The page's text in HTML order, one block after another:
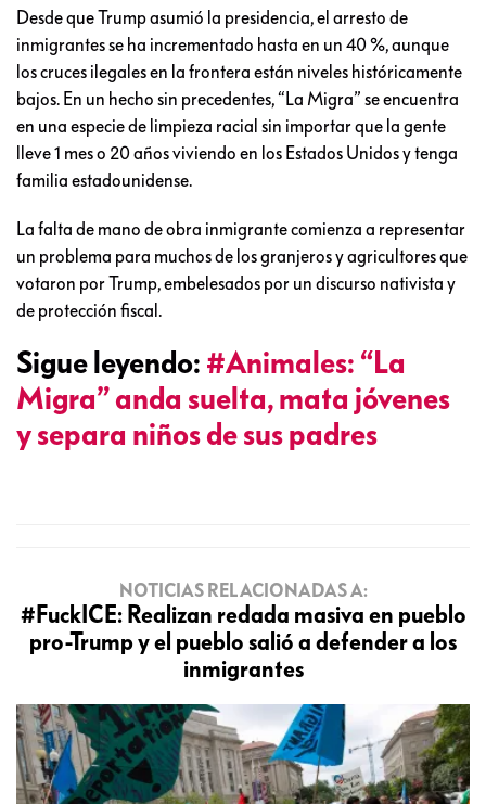
Desde que Trump asumió la presidencia, el arresto de
inmigrantes se ha incrementado hasta en un 40 %, aunque
los cruces ilegales en la frontera están niveles históricamente
bajos. En un hecho sin precedentes, “La Migra” se encuentra
en una especie de limpieza racial sin importar que la gente
lleve 1 mes o 20 años viviendo en los Estados Unidos y tenga
familia estadounidense.
La falta de mano de obra inmigrante comienza a representar
un problema para muchos de los granjeros y agricultores que
votaron por Trump, embelesados por un discurso nativista y
de protección fiscal.
Sigue leyendo: #Animales: “La
Migra” anda suelta, mata jóvenes
y separa niños de sus padres
NOTICIAS RELACIONADAS A:
#FuckICE: Realizan redada masiva en pueblo
pro-Trump y el pueblo salió a defender a los
inmigrantes